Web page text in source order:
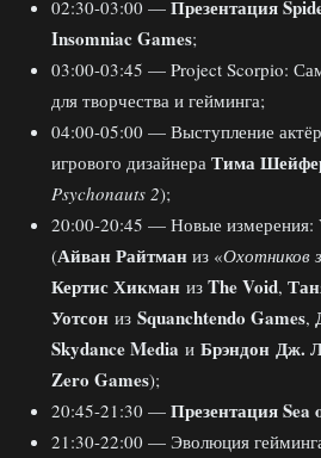
02:30-03:00 — Презентация
Insomniac Games;
03:00-03:45 — Project Scorpio:
для творчества и гейминга;
04:00-05:00 — Выступление
игрового дизайнера Тима
Psychonauts 2);
20:00-20:45 — Новые измерения:
(Айван Райтман из «Охотников
Кертис Хикман из The Void,
Уотсон из Squanchtendo Games,
Skydance Media и Брэндон Дж.
Zero Games);
20:45-21:30 — Презентация Sea
21:30-22:00 — Эволюция